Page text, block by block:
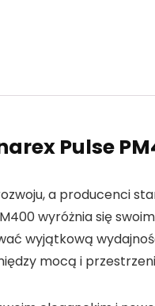
Pulse
a producenci
wyróżnia się
wyjątkową
mocą i